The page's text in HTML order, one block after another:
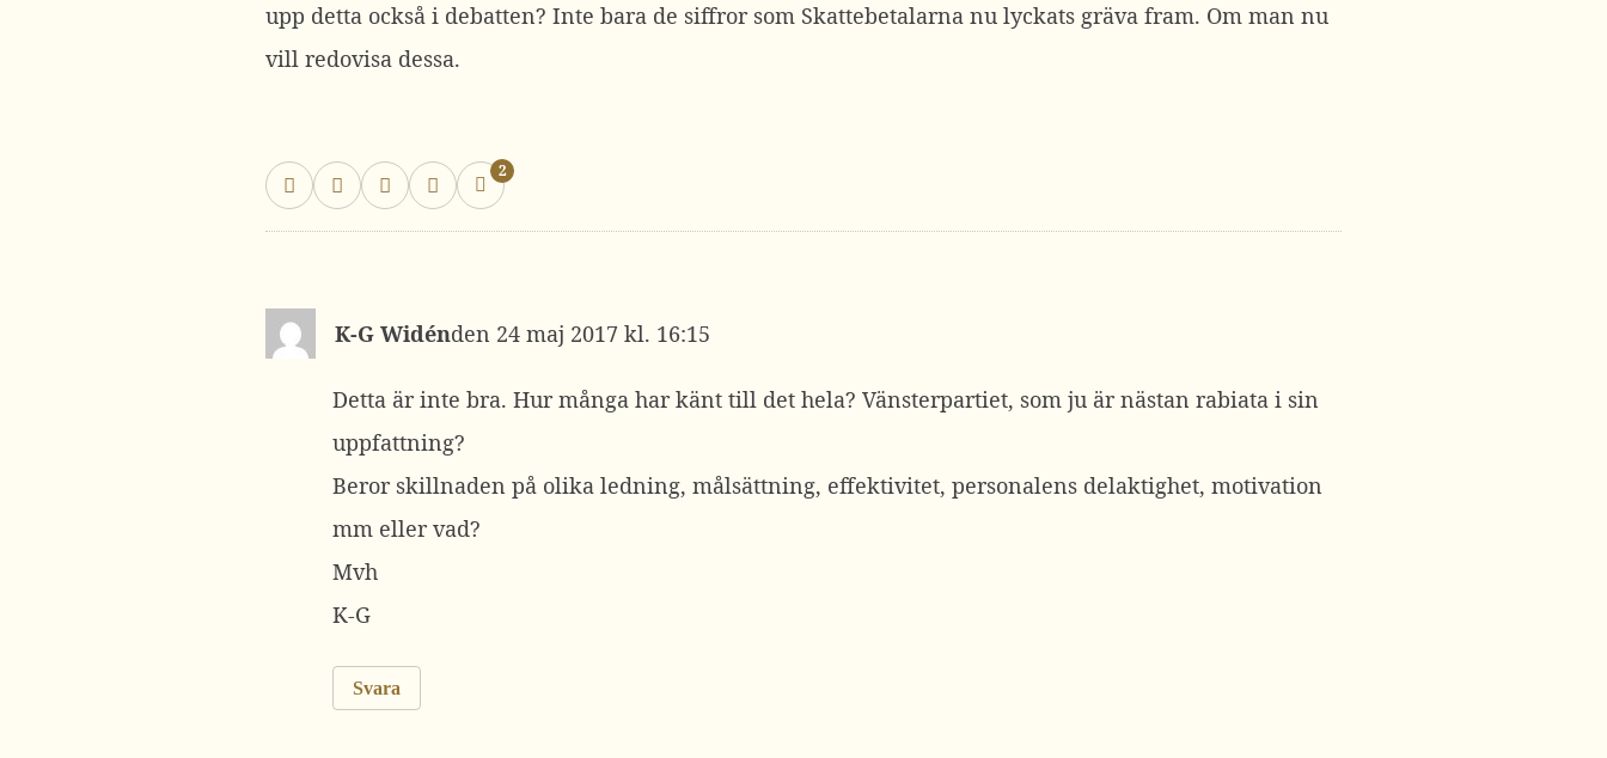
upp detta också i debatten? Inte bara de siffror som Skattebetalarna nu lyckats gräva fram. Om man nu
vill redovisa dessa.
2
K-G Widén 24 maj 2017 kl. 16:15
Detta är inte bra. Hur många har känt till det hela? Vänsterpartiet, som ju är nästan rabiata i sin
uppfattning?
Beror skillnaden på olika ledning, målsättning, effektivitet, personalens delaktighet, motivation
mm eller vad?
Mvh
K-G
Svara